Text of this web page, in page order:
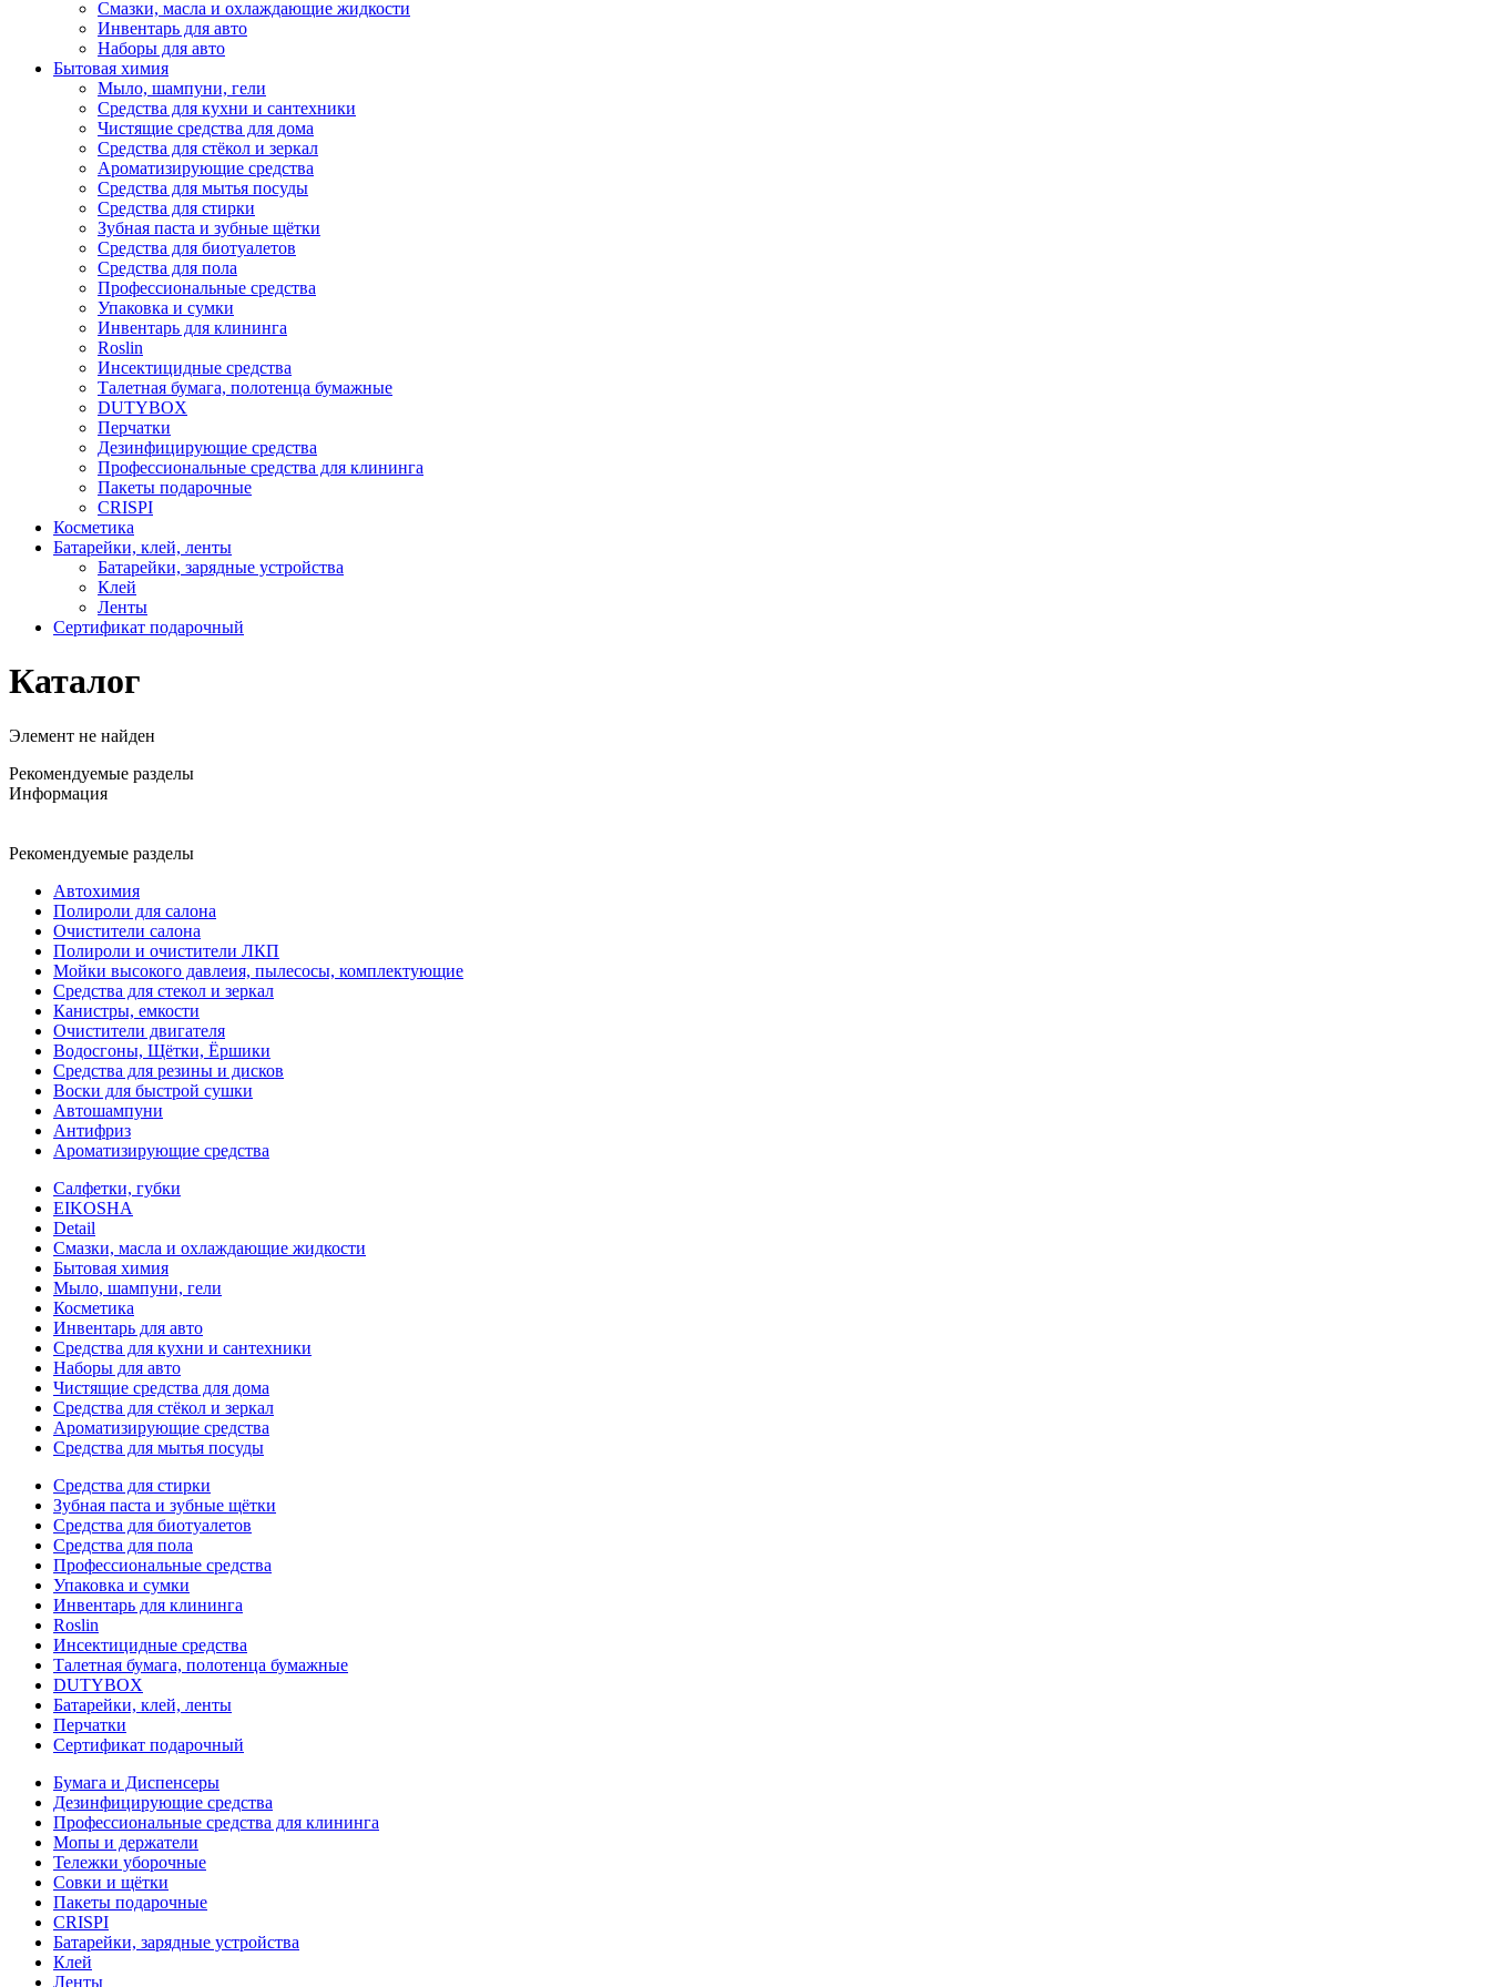
Смазки, масла и охлаждающие жидкости
Инвентарь для авто
Наборы для авто
Бытовая химия
Мыло, шампуни, гели
Средства для кухни и сантехники
Чистящие средства для дома
Средства для стёкол и зеркал
Ароматизирующие средства
Средства для мытья посуды
Средства для стирки
Зубная паста и зубные щётки
Средства для биотуалетов
Средства для пола
Профессиональные средства
Упаковка и сумки
Инвентарь для клининга
Roslin
Инсектицидные средства
Талетная бумага, полотенца бумажные
DUTYBOX
Перчатки
Дезинфицирующие средства
Профессиональные средства для клининга
Пакеты подарочные
CRISPI
Косметика
Батарейки, клей, ленты
Батарейки, зарядные устройства
Клей
Ленты
Сертификат подарочный
Каталог
Элемент не найден
Рекомендуемые разделы
Информация
Рекомендуемые разделы
Автохимия
Полироли для салона
Очистители салона
Полироли и очистители ЛКП
Мойки высокого давлеия, пылесосы, комплектующие
Средства для стекол и зеркал
Канистры, емкости
Очистители двигателя
Водосгоны, Щётки, Ёршики
Средства для резины и дисков
Воски для быстрой сушки
Автошампуни
Антифриз
Ароматизирующие средства
Салфетки, губки
EIKOSHA
Detail
Смазки, масла и охлаждающие жидкости
Бытовая химия
Мыло, шампуни, гели
Косметика
Инвентарь для авто
Средства для кухни и сантехники
Наборы для авто
Чистящие средства для дома
Средства для стёкол и зеркал
Ароматизирующие средства
Средства для мытья посуды
Средства для стирки
Зубная паста и зубные щётки
Средства для биотуалетов
Средства для пола
Профессиональные средства
Упаковка и сумки
Инвентарь для клининга
Roslin
Инсектицидные средства
Талетная бумага, полотенца бумажные
DUTYBOX
Батарейки, клей, ленты
Перчатки
Сертификат подарочный
Бумага и Диспенсеры
Дезинфицирующие средства
Профессиональные средства для клининга
Мопы и держатели
Тележки уборочные
Совки и щётки
Пакеты подарочные
CRISPI
Батарейки, зарядные устройства
Клей
Ленты